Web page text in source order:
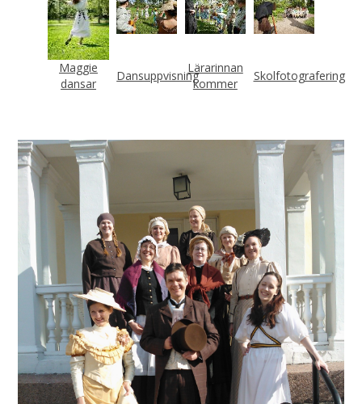
Maggie
dansar
Dansuppvisning
Lärarinnan
kommer
Skolfotografering